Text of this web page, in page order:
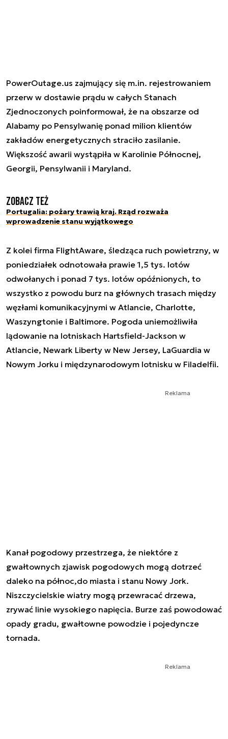
PowerOutage.us zajmujący się m.in. rejestrowaniem
przerw w dostawie prądu w całych Stanach
Zjednoczonych poinformował, że na obszarze od
Alabamy po Pensylwanię ponad milion klientów
zakładów energetycznych straciło zasilanie.
Większość awarii wystąpiła w Karolinie Północnej,
Georgii, Pensylwanii i Maryland.
Zobacz też
Portugalia: pożary trawią kraj. Rząd rozważa
wprowadzenie stanu wyjątkowego
Z kolei firma FlightAware, śledząca ruch powietrzny, w
poniedziałek odnotowała prawie 1,5 tys. lotów
odwołanych i ponad 7 tys. lotów opóźnionych, to
wszystko z powodu burz na głównych trasach między
węzłami komunikacyjnymi w Atlancie, Charlotte,
Waszyngtonie i Baltimore. Pogoda uniemożliwiła
lądowanie na lotniskach Hartsfield-Jackson w
Atlancie, Newark Liberty w New Jersey, LaGuardia w
Nowym Jorku i międzynarodowym lotnisku w Filadelfii.
Reklama
Kanał pogodowy przestrzega, że niektóre z
gwałtownych zjawisk pogodowych mogą dotrzeć
daleko na północ,do miasta i stanu Nowy Jork.
Niszczycielskie wiatry mogą przewracać drzewa,
zrywać linie wysokiego napięcia. Burze zaś powodować
opady gradu, gwałtowne powodzie i pojedyncze
tornada.
Reklama